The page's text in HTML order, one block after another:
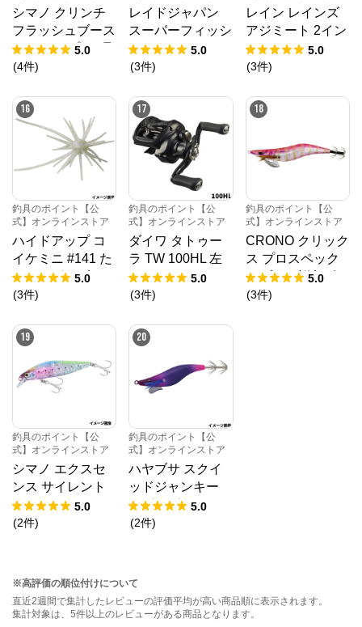
シマノ クリンチ
フラッシュブース
ト ディープ 3.5号
008 Tケイムラア
うパケット】
5.0
(4件)
レイドジャパン
スーパーフィッシ
ュローラー 3.5イ
ンチ 128.サンド
ケット】
5.0
(3件)
レイン レインズ
アジミート 2イン
チ 152 スーパー
グローオールスタ
ト】
5.0
(3件)
16
釣具のポイント【公
式】オンラインストア
ハイドアップ コ
イケミニ #141 た
まらんばいブルー
5.0
(3件)
17
釣具のポイント【公
式】オンラインストア
ダイワ タトゥー
ラ TW 100HL 左
ハンドル ベイト
リール 24年モデ
5.0
(3件)
18
釣具のポイント【公
式】オンラインストア
CRONO クリック
ス プロスペック
4.0寸 23.桜島ピン
ク【ゆうパケッ
5.0
(3件)
19
釣具のポイント【公
式】オンラインストア
シマノ エクスセ
ンス サイレント
アサシン 80F フ
ラッシュブースト
うパケット】
5.0
(2件)
20
釣具のポイント【公
式】オンラインストア
ハヤブサ スクイ
ッドジャンキー
ハグハグドロッパ
ー 1.7号 9.トリプ
5.0
(2件)
※高評価の順位付けについて
直近2週間で集計したレビューの評価平均が高い商品順に表示されます。
集計対象は、5件以上のレビューがある商品となります。